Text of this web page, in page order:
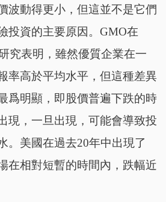
波動得更小，但這並不是它們
投資的主要原因。GMO在
究表明，雖然優質企業在一
率高於平均水平，但這種差異
爲明顯，即股價普遍下跌的時
現，一旦出現，可能會導致投
。美國在過去20年中出現了
在相對短暫的時間內，跌幅近